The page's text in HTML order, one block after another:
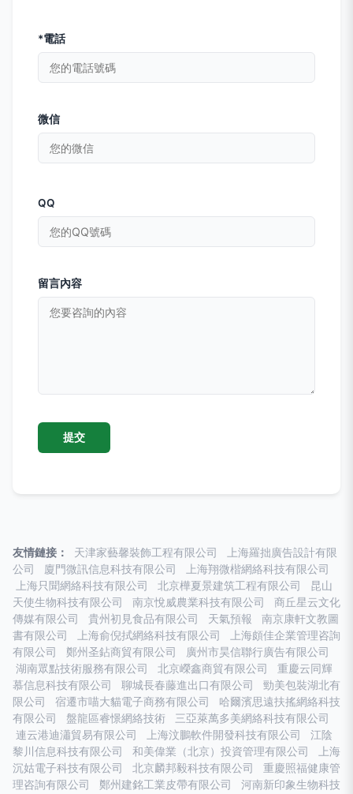
*電話
微信
QQ
留言內容
友情鏈接： 天津家藝馨裝飾工程有限公司
上海羅拙廣告設計有限
公司
廈門微訊信息科技有限公司
上海翔微楷網絡科技有限公司
上海只聞網絡科技有限公司
北京樺夏景建筑工程有限公司
昆山
天使生物科技有限公司
南京悅威農業科技有限公司
商丘星云文化
傳媒有限公司
貴州初見食品有限公司 天氣預報
南京康軒文教圖
書有限公司
上海俞倪拭網絡科技有限公司
上海頗佳企業管理咨詢
有限公司
鄭州圣鉆商貿有限公司
廣州市昊信聯行廣告有限公司
湖南眾點技術服務有限公司
北京嶸鑫商貿有限公司
重慶云同輝
慕信息科技有限公司
聊城長春藤進出口有限公司
勁美包裝湖北有
限公司
宿遷市喵大貓電子商務有限公司
哈爾濱思遠扶搖網絡科技
有限公司
盤龍區睿憬網絡技術
三亞萊萬多美網絡科技有限公司
連云港迪瀟貿易有限公司
上海汶鵬軟件開發科技有限公司
江陰
黎川信息科技有限公司
和美偉業（北京）投資管理有限公司
上海
沉姑電子科技有限公司
北京麟邦毅科技有限公司
重慶照福健康管
理咨詢有限公司
鄭州建銘工業皮帶有限公司
河南新印象生物科技